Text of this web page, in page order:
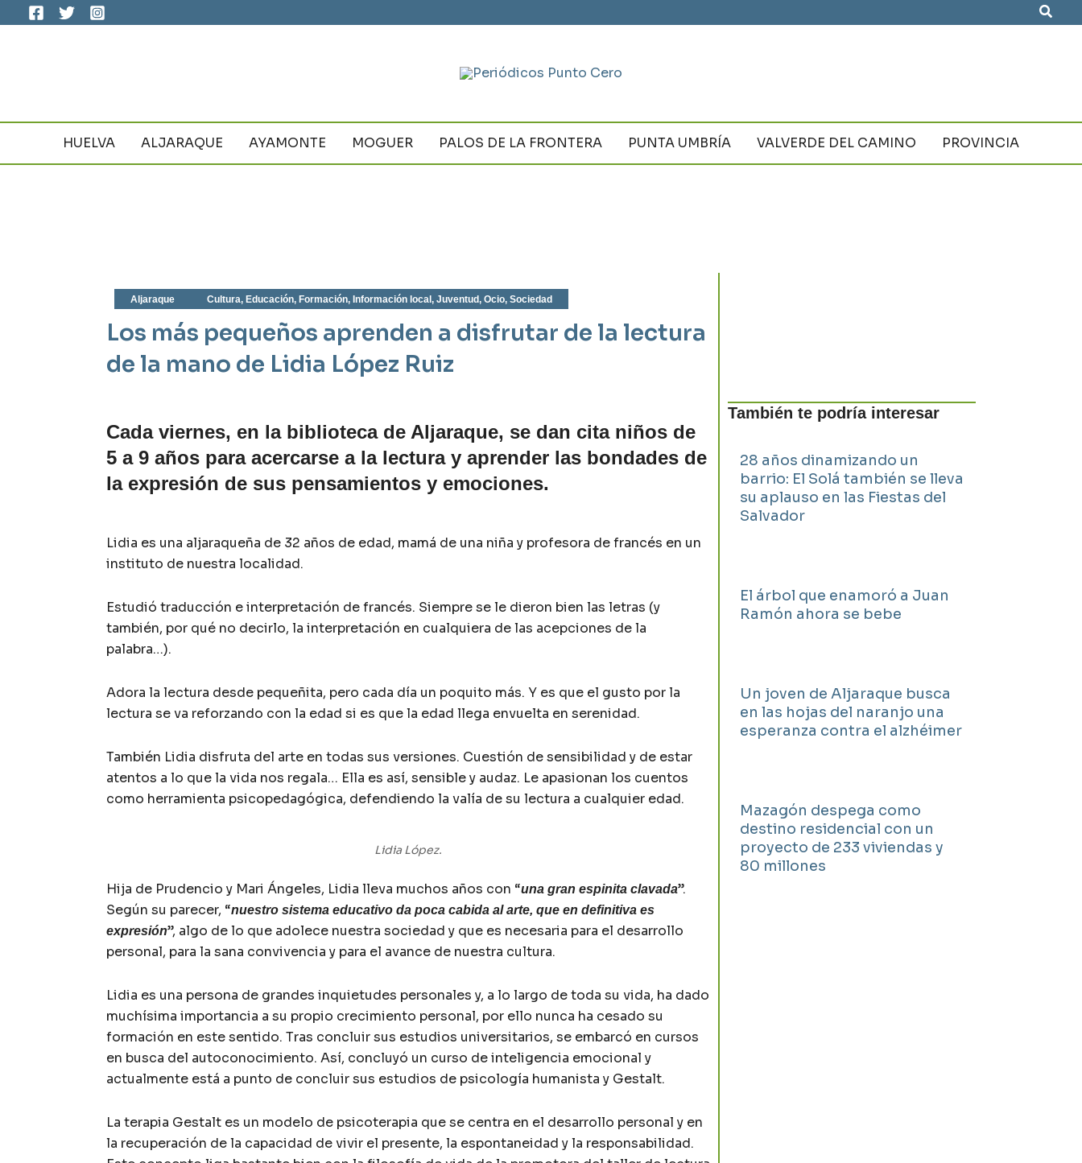
al
HUELVA ALJARAQUE AYAMONTE MOGUER PALOS DE LA FRONTERA PUNTA UMBRÍA VALVERDE DEL CAMINO PROVINCIA
Aljaraque Cultura, Educación, Formación, Información local , Juventud, Ocio, Sociedad
Los más pequeños aprenden a disfrutar de la lectura
de la mano de Lidia López Ruiz
Cada viernes, en la biblioteca de Aljaraque, se dan cita niños de
5 a 9 años para acercarse a la lectura y aprender las bondades de
la expresión de sus pensamientos y emociones.
Lidia es una aljaraqueña de 32 años de edad, mamá de una niña y profesora de francés en un
instituto de nuestra localidad.
Estudió traducción e interpretación de francés. Siempre se le dieron bien las letras (y
también, por qué no decirlo, la interpretación en cualquiera de las acepciones de la
palabra…).
Adora la lectura desde pequeñita, pero cada día un poquito más. Y es que el gusto por la
lectura se va reforzando con la edad si es que la edad llega envuelta en serenidad.
También Lidia disfruta del arte en todas sus versiones. Cuestión de sensibilidad y de estar
atentos a lo que la vida nos regala… Ella es así, sensible y audaz. Le apasionan los cuentos
como herramienta psicopedagógica, defendiendo la valía de su lectura a cualquier edad.
Lidia López.
Hija de Prudencio y Mari Ángeles, Lidia lleva muchos años con “una gran espinita clavada”.
Según su parecer, “nuestro sistema educativo da poca cabida al arte, que en definitiva es
expresión”, algo de lo que adolece nuestra sociedad y que es necesaria para el desarrollo
personal, para la sana convivencia y para el avance de nuestra cultura.
Lidia es una persona de grandes inquietudes personales y, a lo largo de toda su vida, ha dado
muchísima importancia a su propio crecimiento personal, por ello nunca ha cesado su
formación en este sentido. Tras concluir sus estudios universitarios, se embarcó en cursos
en busca del autoconocimiento. Así, concluyó un curso de inteligencia emocional y
actualmente está a punto de concluir sus estudios de psicología humanista y Gestalt.
La terapia Gestalt es un modelo de psicoterapia que se centra en el desarrollo personal y en
la recuperación de la capacidad de vivir el presente, la espontaneidad y la responsabilidad.
También te podría interesar
28 años dinamizando un
barrio: El Solá también se lleva
su aplauso en las Fiestas del
Salvador
El árbol que enamoró a Juan
Ramón ahora se bebe
Un joven de Aljaraque busca
en las hojas del naranjo una
esperanza contra el alzhéimer
Mazagón despega como
destino residencial con un
proyecto de 233 viviendas y
80 millones